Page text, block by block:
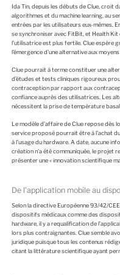
Ida Tin, depuis les débuts de Clue, croit
algorithmes et du machine learning, au
entrées par les utilisateurs eux-mêmes.
se synchroniser avec FitBit, et Health Kit
l’utilisatrice est plus fertile. Clue espère
l’émergence d’une alternative aux
Clue pourrait à terme constituer une
d’études et tests cliniques rigoureux
contraception par rapport aux
confiance auprès des utilisatrices. Les
nécessitent la prise de température
Le modèle d’affaire de Clue repose dès
service proposé pourrait être à l’achat
à l’usage du hardware. A date, aucune
création n’a été communiquée, le projet
présenter une « innovation scientifique
De l’application mobile au
Selon la directive Européenne 93/42/
dispositifs médicaux comme des
hardware, il y a requalification de
lors plus contraignantes. Clue semble
juridique puisque tous les contenus
citant la littérature scientifique ayant